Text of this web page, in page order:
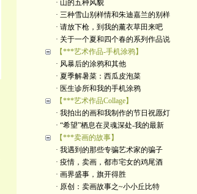
· 山的五种风貌
· 三种雪山别样情和朱迪嘉兰的别样
· 请放下枪，到我的薰衣草田来吧
· 关于一个夏和四个春的系列作品说
【***艺术作品-手机涂鸦】
· 风暴后的涂鸦和其他
· 夏季解暑菜：西瓜皮泡菜
· 医生诊所和我的手机涂鸦
【***艺术作品Collage】
· 我拍出的画和我制作的节日祝愿灯
· “希望”栖息在灵魂深处-我的最新
【***卖画的故事】
· 我遇到的那些专骗艺术家的骗子
· 疫情，卖画，都市宅女的鸡尾酒
· 画界盛事，旗开得胜
· 原创：卖画故事之~小小丘比特